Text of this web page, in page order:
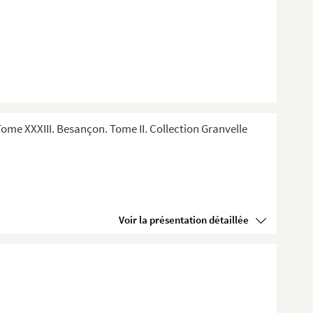
XXXIII. Besançon. Tome II. Collection Granvelle
Voir la présentation détaillée